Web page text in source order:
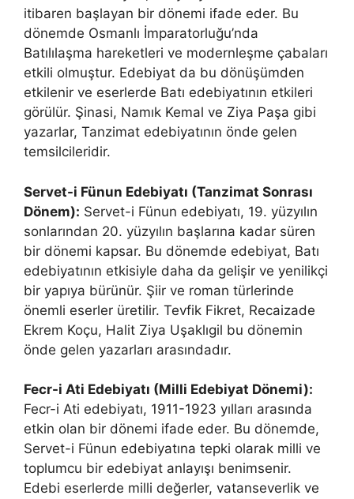
itibaren başlayan bir dönemi ifade eder. Bu
dönemde Osmanlı İmparatorluğu’nda
Batılılaşma hareketleri ve modernleşme çabaları
etkili olmuştur. Edebiyat da bu dönüşümden
etkilenir ve eserlerde Batı edebiyatının etkileri
görülür. Şinasi, Namık Kemal ve Ziya Paşa gibi
yazarlar, Tanzimat edebiyatının önde gelen
temsilcileridir.
Servet-i Fünun Edebiyatı (Tanzimat Sonrası
Dönem): Servet-i Fünun edebiyatı, 19. yüzyılın
sonlarından 20. yüzyılın başlarına kadar süren
bir dönemi kapsar. Bu dönemde edebiyat, Batı
edebiyatının etkisiyle daha da gelişir ve yenilikçi
bir yapıya bürünür. Şiir ve roman türlerinde
önemli eserler üretilir. Tevfik Fikret, Recaizade
Ekrem Koçu, Halit Ziya Uşaklıgil bu dönemin
önde gelen yazarları arasındadır.
Fecr-i Ati Edebiyatı (Milli Edebiyat Dönemi):
Fecr-i Ati edebiyatı, 1911-1923 yılları arasında
etkin olan bir dönemi ifade eder. Bu dönemde,
Servet-i Fünun edebiyatına tepki olarak milli ve
toplumcu bir edebiyat anlayışı benimsenir.
Edebi eserlerde milli değerler, vatanseverlik ve